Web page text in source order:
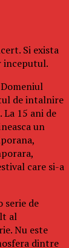
Si exista
inceputul.
de intalnire
15 ani de
un
care si-a
serie de
al
Nu este
dintre